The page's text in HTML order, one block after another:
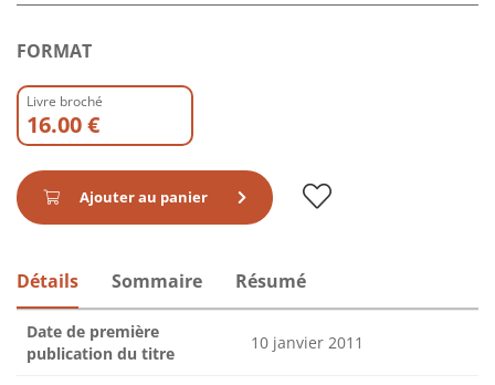
FORMAT
Livre broché
16.00 €
Ajouter au panier
Détails Sommaire Résumé
Date de première
publication du titre
10 janvier 2011